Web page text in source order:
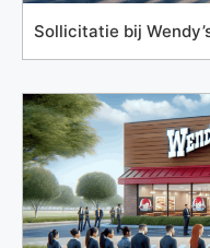
Sollicitatie bij